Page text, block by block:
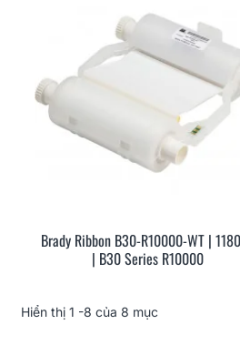
Supvan G15M Pro – Máy in
nhãn cầm tay cho dân thi
công: đánh dấu một lần, tra
cứu trọn đời công trình
20/07/2026
Xem Nhanh
Brady Ribbon B30-R10000-WT |
| B30 Series R10000
Hiển thị 1 -8 của 8 mục